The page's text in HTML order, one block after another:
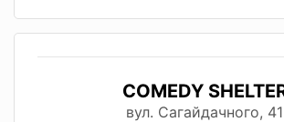
COMEDY
вул. Сагайдачного, 41